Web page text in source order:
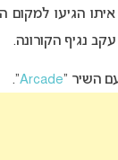
איתו הגיעו למקום
נגיף הקורונה.
Arcade
“.